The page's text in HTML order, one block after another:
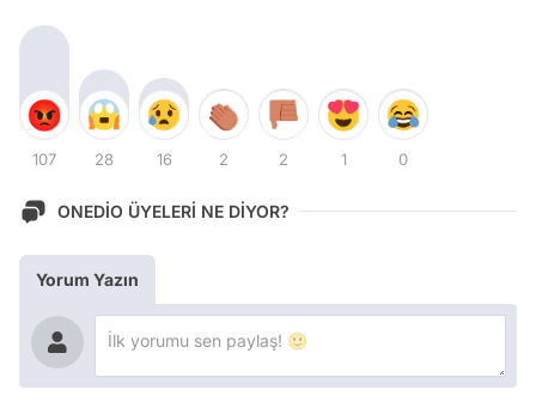
107 28 16 2 2 1 0
ONEDİO ÜYELERİ NE DİYOR?
Yorum Yazın